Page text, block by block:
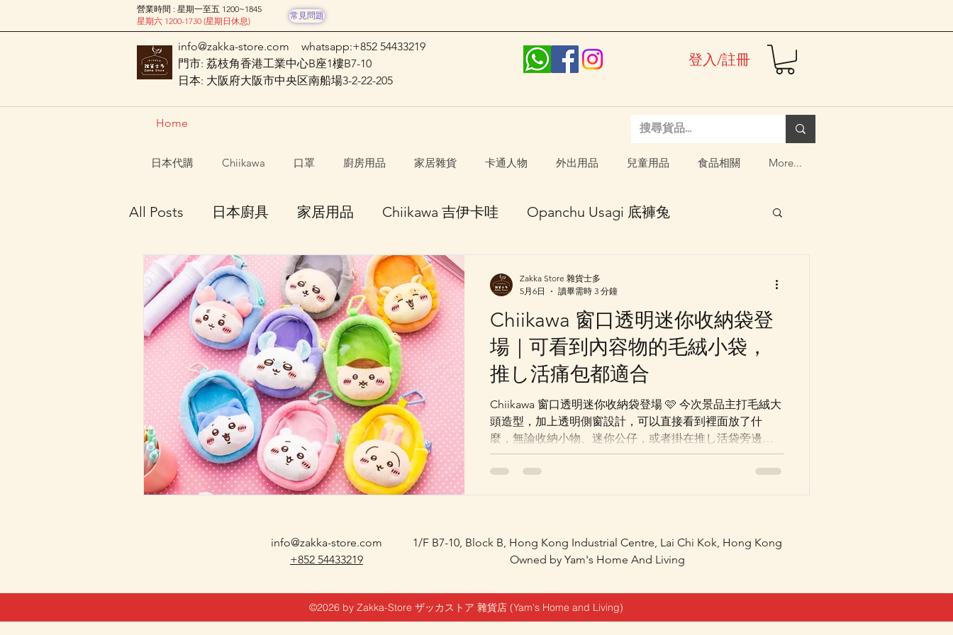
營業時間 : 星期一至五 1200~1845
星期六 1200-1730 (星期日休息)
常見問題
info@zakka-store.com
whatsapp:+852 54433219
門市: 荔枝角香港工業中心B座1樓B7-10
日本: 大阪府大阪市中央区南船場3-2-22-205
登入/註冊
Home
日本代購 Chiikawa 口罩 廚房用品 家居雜貨 卡通人物 外出用品 兒童用品 食品相關 More...
All Posts 日本廚具 家居用品 Chiikawa 吉伊卡哇 Opanchu Usagi 底褲兔
Mofusand Nagano Characters 長野角色 日本口罩
日本生活 Japan Life
Chiikawa 窗口透明迷你收納袋登
場｜可看到內容物的毛絨小袋，
推し活痛包都適合
Chiikawa 窗口透明迷你收納袋登場 🩷 今次景品主打毛絨大
頭造型，加上透明側窗設計，可以直接看到裡面放了什
麼，無論收納小物、迷你公仔，或者掛在推し活袋旁邊都
很適合。 全系列共有 8 款，包括吉伊、小八、兔哥、飛鼠
小桃、海獺師傅、風獅爺、栗子饅頭及古本屋。尺寸約
Zakka Store 雜貨士多
5月6日
讀畢需時 3 分鐘
info@zakka-store.com
+852 54433219
1/F B7-10, Block B, Hong Kong Industrial Centre, Lai Chi Kok, Hong Kong
Owned by Yam's Home And Living
©2026 by Zakka-Store ザッカストア 雜貨店 (Yam's Home and Living)